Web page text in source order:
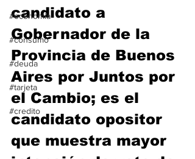
#economia
#consumo
#deuda
#tarjeta
#credito
candidato a
Gobernador de la
Provincia de Buenos
Aires por Juntos por
el Cambio; es el
candidato opositor
que muestra mayor